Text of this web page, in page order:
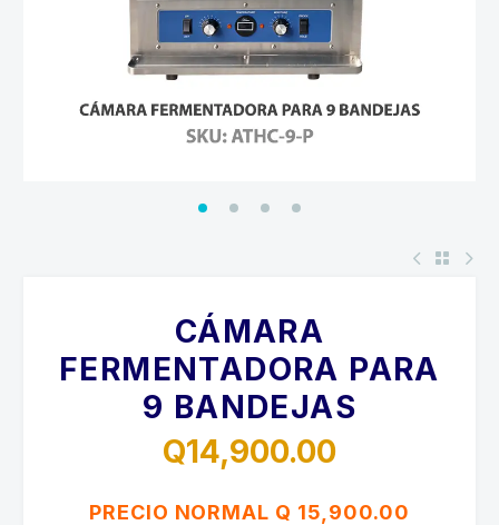
CÁMARA
FERMENTADORA PARA
9 BANDEJAS
Q14,900.00
PRECIO NORMAL Q 15,900.00